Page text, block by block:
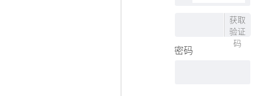
获取
验证
码
密码